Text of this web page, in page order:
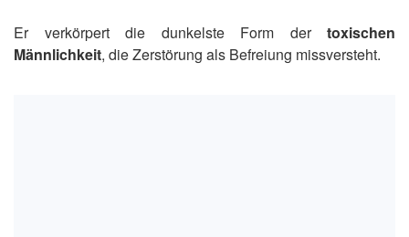
Er verkörpert die dunkelste Form der toxischen
Männlichkeit, die Zerstörung als Befreiung missversteht.